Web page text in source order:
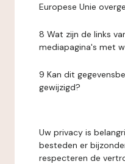
Europese Unie
8 Wat zijn de links
mediapagina's met
9 Kan dit
gewijzigd?
Uw privacy is
besteden er
respecteren de